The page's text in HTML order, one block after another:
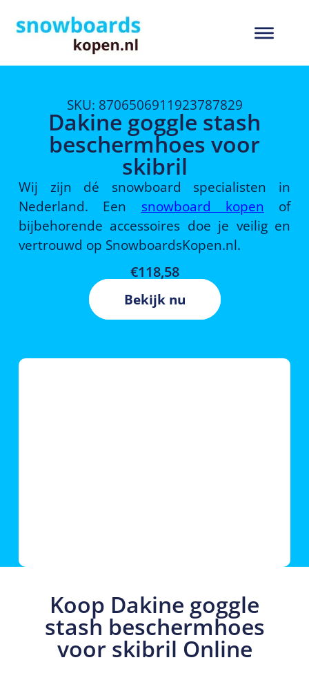
SKU: 8706506911923787829
Dakine goggle stash
beschermhoes voor
skibril
Wij zijn dé snowboard specialisten in
Nederland. Een snowboard kopen of
bijbehorende accessoires doe je veilig en
vertrouwd op SnowboardsKopen.nl.
€118,58
Bekijk nu
Koop Dakine goggle
stash beschermhoes
voor skibril Online